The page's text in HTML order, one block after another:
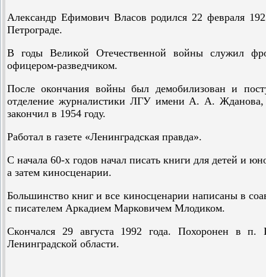
Александр Ефимович Власов родился 22 февраля
Петрограде.
В годы Великой Отечественной войны служил
офицером-разведчиком.
После окончания войны был демобилизован и
отделение журналистики ЛГУ имени А. А. Жданова,
закончил в 1954 году.
Работал в газете «Ленинградская правда».
С начала 60-х годов начал писать книги для детей и
а затем киносценарии.
Большинство книг и все киносценарии написаны в
с писателем Аркадием Марковичем Млодиком.
Скончался 29 августа 1992 года. Похоронен в п.
Ленинградской области.